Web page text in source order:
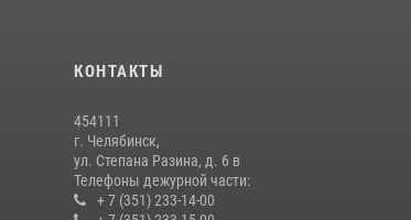
КОНТАКТЫ
454111
г. Челябинск,
ул. Степана Разина, д. 6 в
Телефоны дежурной части:
+ 7 (351) 233-14-00